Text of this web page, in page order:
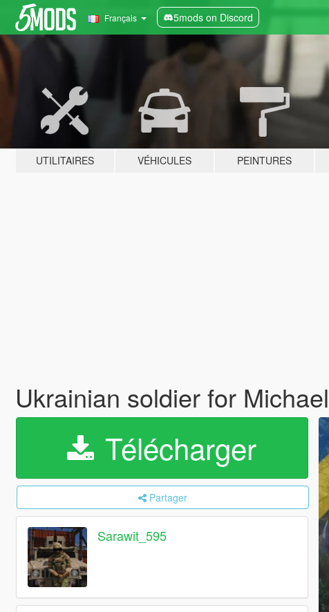
Français 5mods on Discord
UTILITAIRES VÉHICULES PEINTURES
Ukrainian soldier for Michael
Télécharger
Partager
Sarawit_595